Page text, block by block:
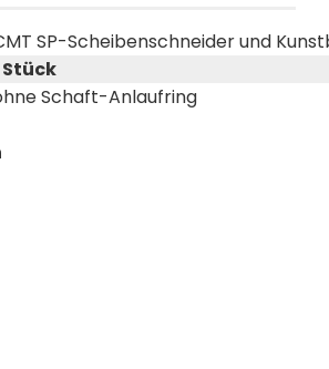
SP-Scheibenschneider und
Stück
Schaft-Anlaufring